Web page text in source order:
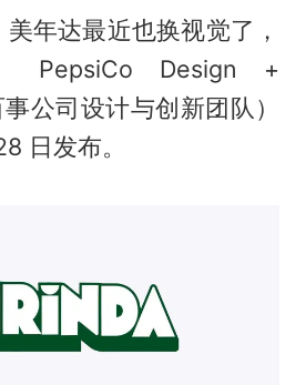
年达最近也换视觉了，
Design +
公司设计与创新团队）
日发布。